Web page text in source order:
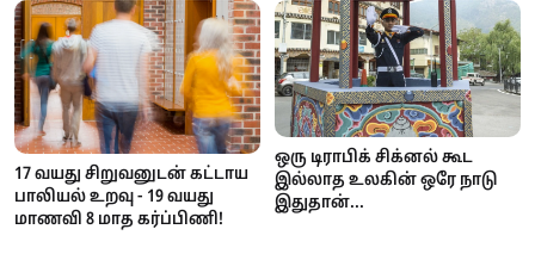
17 வயது சிறுவனுடன் கட்டாய
பாலியல் உறவு - 19 வயது
மாணவி 8 மாத கர்ப்பிணி!
ஒரு டிராபிக் சிக்னல் கூட
இல்லாத உலகின் ஒரே நாடு
இதுதான்...